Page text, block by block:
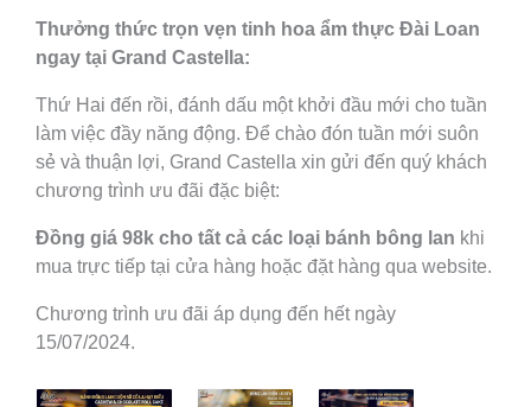
Thưởng thức trọn vẹn tinh hoa ẩm thực Đài Loan
ngay tại Grand Castella:
Thứ Hai đến rồi, đánh dấu một khởi đầu mới cho tuần
làm việc đầy năng động. Để chào đón tuần mới suôn
sẻ và thuận lợi, Grand Castella xin gửi đến quý khách
chương trình ưu đãi đặc biệt:
Đồng giá 98k cho tất cả các loại bánh bông lan khi
mua trực tiếp tại cửa hàng hoặc đặt hàng qua website.
Chương trình ưu đãi áp dụng đến hết ngày
15/07/2024.